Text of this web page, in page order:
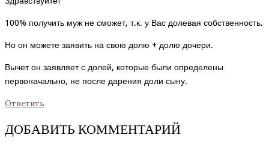
100% получить муж не сможет, т.к. у Вас долевая собственность.
Но он можете заявить на свою долю + долю дочери.
Вычет он заявляет с долей, которые были определены
первоначально, не после дарения доли сыну.
Ответить
ДОБАВИТЬ КОММЕНТАРИЙ